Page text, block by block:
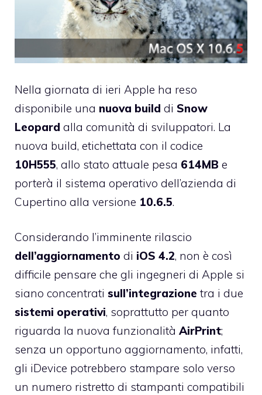
Nella giornata di ieri Apple ha reso
disponibile una nuova build di Snow
Leopard alla comunità di sviluppatori. La
nuova build, etichettata con il codice
10H555, allo stato attuale pesa 614MB e
porterà il sistema operativo dell’azienda di
Cupertino alla versione 10.6.5.
Considerando l’imminente rilascio
dell’aggiornamento di iOS 4.2, non è così
difficile pensare che gli ingegneri di Apple si
siano concentrati sull’integrazione tra i due
sistemi operativi, soprattutto per quanto
riguarda la nuova funzionalità AirPrint;
senza un opportuno aggiornamento, infatti,
gli iDevice potrebbero stampare solo verso
un numero ristretto di stampanti compatibili